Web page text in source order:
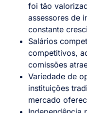
foi tão
assessores de
constante
Salários
competitivos,
comissões
Variedade de
instituições
mercado